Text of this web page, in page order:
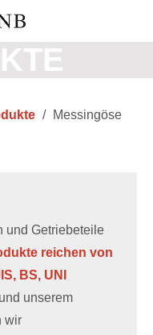
/ Messingöse
und Getriebeteile
reichen von
BS, UNI
unserem
wir